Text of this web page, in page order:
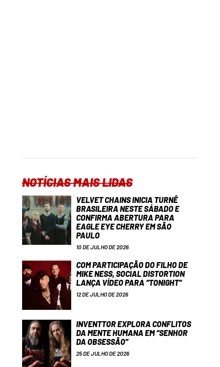
NOTÍCIAS MAIS LIDAS
VELVET CHAINS INICIA TURNÊ
BRASILEIRA NESTE SÁBADO E
CONFIRMA ABERTURA PARA
EAGLE EYE CHERRY EM SÃO
PAULO
10 DE JULHO DE 2026
COM PARTICIPAÇÃO DO FILHO DE
MIKE NESS, SOCIAL DISTORTION
LANÇA VÍDEO PARA “TONIGHT”
12 DE JULHO DE 2026
INVENTTOR EXPLORA CONFLITOS
DA MENTE HUMANA EM “SENHOR
DA OBSESSÃO”
25 DE JULHO DE 2026